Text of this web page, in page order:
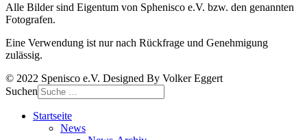
Alle Bilder sind Eigentum von Sphenisco e.V. bzw. den genannten
Fotografen.
Eine Verwendung ist nur nach Rückfrage und Genehmigung
zulässig.
© 2022 Spenisco e.V. Designed By Volker Eggert
Suchen
Startseite
News